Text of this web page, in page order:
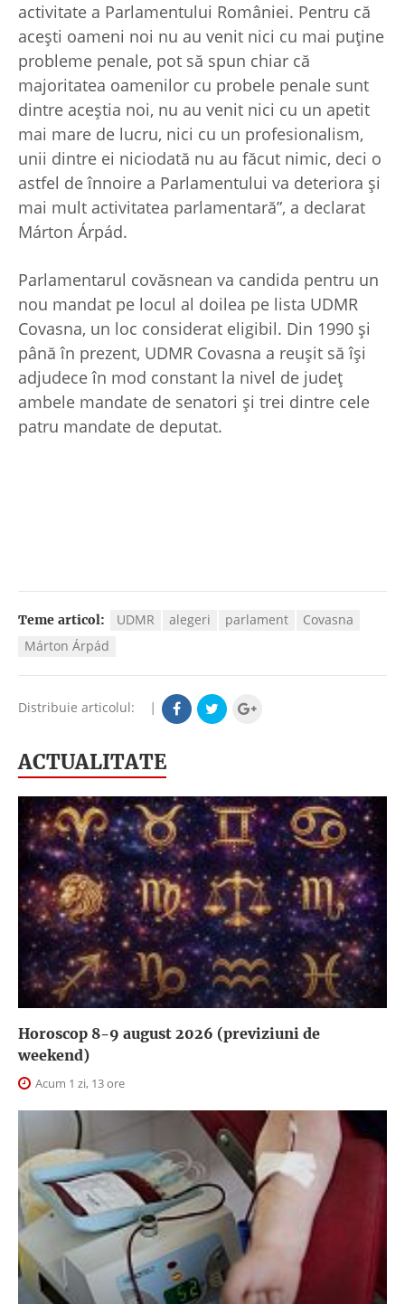
activitate a Parlamentului României. Pentru că
aceşti oameni noi nu au venit nici cu mai puţine
probleme penale, pot să spun chiar că
majoritatea oamenilor cu probele penale sunt
dintre aceştia noi, nu au venit nici cu un apetit
mai mare de lucru, nici cu un profesionalism,
unii dintre ei niciodată nu au făcut nimic, deci o
astfel de înnoire a Parlamentului va deteriora şi
mai mult activitatea parlamentară”, a declarat
Márton Árpád.
Parlamentarul covăsnean va candida pentru un
nou mandat pe locul al doilea pe lista UDMR
Covasna, un loc considerat eligibil. Din 1990 şi
până în prezent, UDMR Covasna a reuşit să îşi
adjudece în mod constant la nivel de judeţ
ambele mandate de senatori şi trei dintre cele
patru mandate de deputat.
Teme articol: UDMR alegeri parlament
Covasna
Márton Árpád
Distribuie articolul: |
ACTUALITATE
Horoscop 8-9 august 2026 (previziuni de
weekend)
Acum 1 zi, 13 ore